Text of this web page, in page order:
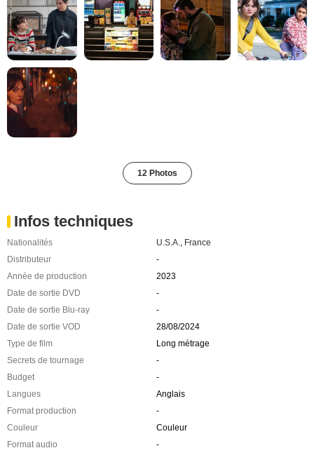
12 Photos
Infos techniques
Nationalités U.S.A.
France
Distributeur
-
Année de production
2023
Date de sortie DVD
-
Date de sortie Blu-ray
-
Date de sortie VOD
28/08/2024
Type de film
Long métrage
Secrets de tournage
-
Budget
-
Langues
Anglais
Format production
-
Couleur
Couleur
Format audio
-